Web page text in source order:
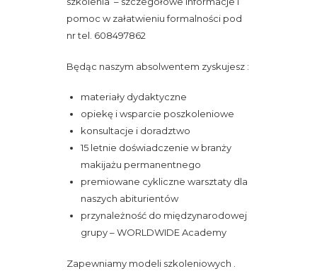
pomoc w załatwieniu formalności pod
nr tel. 608497862
Będąc naszym absolwentem zyskujesz :
materiały dydaktyczne
opiekę i wsparcie poszkoleniowe
konsultacje i doradztwo
15 letnie doświadczenie w branży
makijażu permanentnego
premiowane cykliczne warsztaty dla
naszych abiturientów
przynależność do międzynarodowej
grupy – WORLDWIDE Academy
Zapewniamy modeli szkoleniowych .